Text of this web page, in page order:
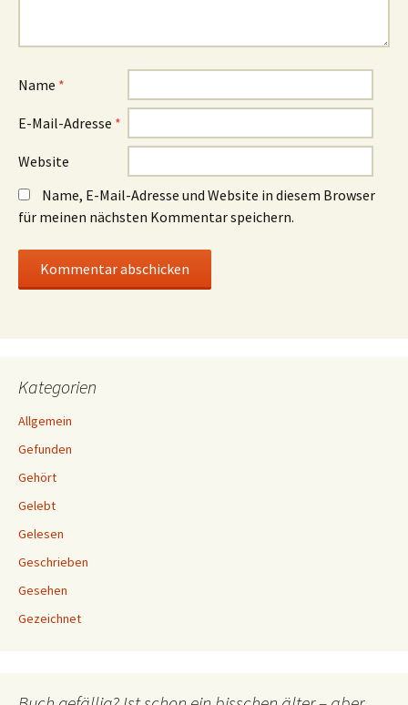
Name *
E-Mail-Adresse *
Website
Name, E-Mail-Adresse und Website in diesem Browser
für meinen nächsten Kommentar speichern.
Kategorien
Allgemein
Gefunden
Gehört
Gelebt
Gelesen
Geschrieben
Gesehen
Gezeichnet